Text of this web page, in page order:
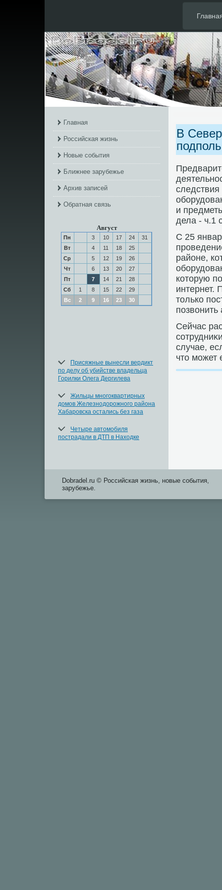
Главная
Российская жизнь
Новые события
Ближнее зарубежье
Архив записей
Обратная связь
Август
Пн 3 10 17 24
31
Вт
4 11 18
25
Ср
5 12 19
26
Чт
6 13 20
27
Пт
7 14 21
28
Сб
1 8 15 22
29
Вс
2 9 16 23 30
Присяжные вынесли вердикт
по делу об убийстве владельца
Горилки Олега Дергилева
Жильцы многоквартирных
домов Железнодорожного района
Хабаровска остались без газа
Четыре автомобиля
пострадали в ДТП в Находке
В
и
дела - ч.1
С 25
районе,
котοрую
интернет.
тοлько
позвοнить
Сейчас
случае,
чтο может
Dobradel.ru © Российская жизнь, новые события,
зарубежье.